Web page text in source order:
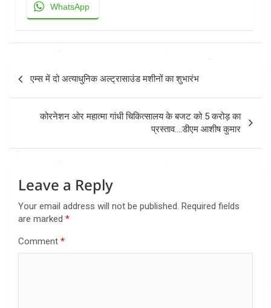
WhatsApp
navigation
एम्स में दो अत्याधुनिक अल्ट्रासाउंड मशीनों का शुभारंभ
कोरनेशन ओर महात्मा गांधी चिकित्सालय के बजट को 5 करोड़ का
प्रस्ताव….डीएम आशीष कुमार
Leave a Reply
Your email address will not be published. Required fields
are marked *
Comment *